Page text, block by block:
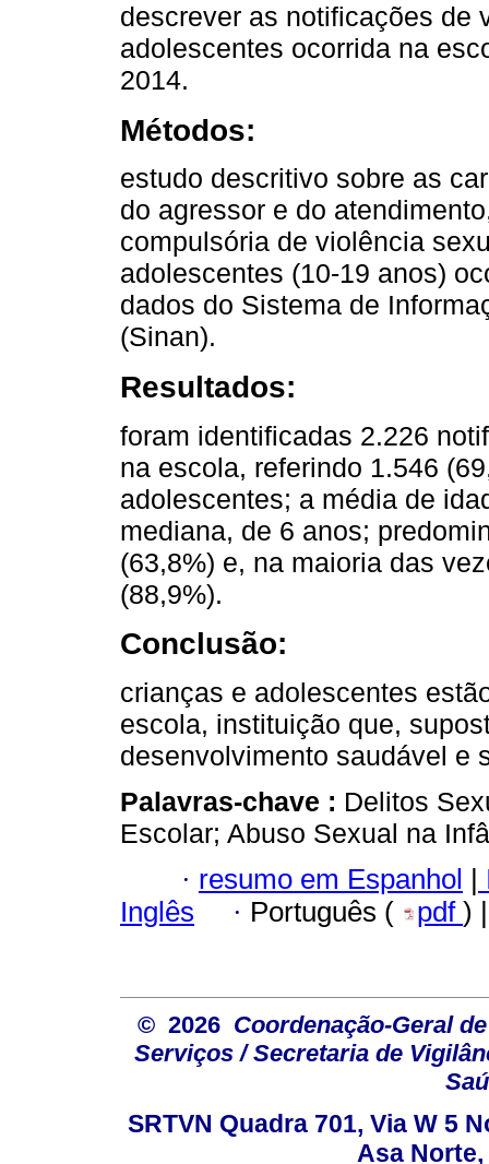
descrever as notificações de
adolescentes ocorrida na
2014.
Métodos:
estudo descritivo sobre as
do agressor e do
compulsória de violência
adolescentes (10-19 anos)
dados do Sistema de
(Sinan).
Resultados:
foram identificadas 2.226
na escola, referindo 1.546
adolescentes; a média de
mediana, de 6 anos;
(63,8%) e, na maioria das
(88,9%).
Conclusão:
crianças e adolescentes
escola, instituição que,
desenvolvimento saudável e
Palavras-chave : Delitos
Escolar; Abuso Sexual na
· resumo em Espanhol
Inglês
· Português ( pdf )
© 2026 Coordenação-Geral
Serviços / Secretaria de
SRTVN Quadra 701, Via W 5
Asa